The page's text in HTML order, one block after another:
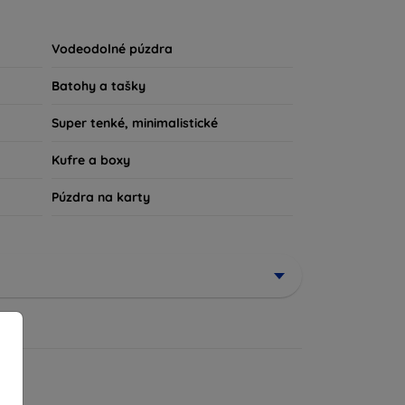
vášho každodenného outfitu. Pre
sme tu práve pre vás.
Vodeodolné púzdra
Batohy a tašky
Super tenké, minimalistické
Kufre a boxy
Púzdra na karty